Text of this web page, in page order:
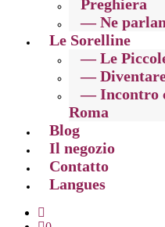
Preghiera
— Ne
Le Sorelline
— Le
—
— Incontro
Roma
Blog
Il negozio
Contatto
Langues